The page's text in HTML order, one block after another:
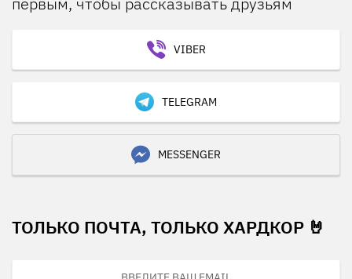
VIBER
TELEGRAM
MESSENGER
ТОЛЬКО ПОЧТА, ТОЛЬКО ХАРДКОР 🤘